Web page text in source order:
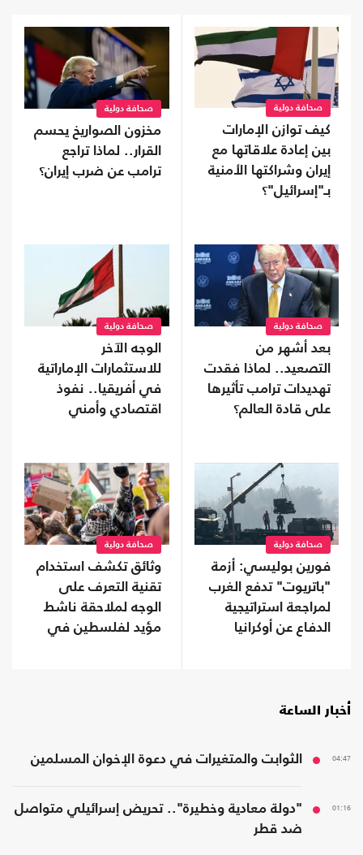
صحافة دولية
كيف توازن الإمارات
بين إعادة علاقاتها مع
إيران وشراكتها الأمنية
بـ"إسرائيل"؟
صحافة دولية
مخزون الصواريخ يحسم
القرار.. لماذا تراجع
ترامب عن ضرب إيران؟
صحافة دولية
بعد أشهر من
التصعيد.. لماذا فقدت
تهديدات ترامب تأثيرها
على قادة العالم؟
صحافة دولية
الوجه الآخر
للاستثمارات الإماراتية
في أفريقيا.. نفوذ
اقتصادي وأمني
صحافة دولية
فورين بوليسي: أزمة
"باتريوت" تدفع الغرب
لمراجعة استراتيجية
الدفاع عن أوكرانيا
صحافة دولية
وثائق تكشف استخدام
تقنية التعرف على
الوجه لملاحقة ناشط
مؤيد لفلسطين في
أخبار الساعة
04:47 الثوابت والمتغيرات في دعوة الإخوان المسلمين
01:16
"دولة معادية وخطيرة".. تحريض إسرائيلي متواصل
ضد قطر